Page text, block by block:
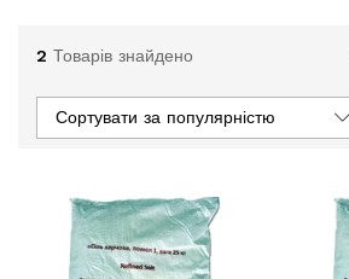
2 Товарів знайдено
Сортувати за популярністю